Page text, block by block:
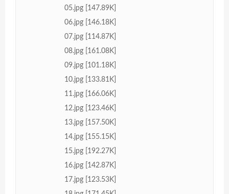
05.jpg [147.89K]
06.jpg [146.18K]
07.jpg [114.87K]
08.jpg [161.08K]
09.jpg [101.18K]
10.jpg [133.81K]
11.jpg [166.06K]
12.jpg [123.46K]
13.jpg [157.50K]
14.jpg [155.15K]
15.jpg [192.27K]
16.jpg [142.87K]
17.jpg [123.53K]